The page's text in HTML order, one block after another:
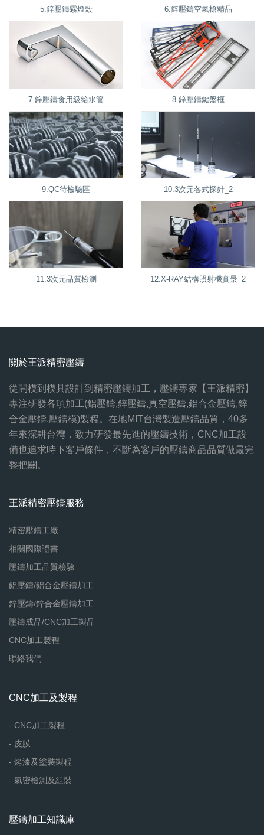
5.鋅壓鑄霧燈殼 6.鋅壓鑄空氣槍精品
7.鋅壓鑄食用級給水管 8.鋅壓鑄鍵盤框
9.QC待檢驗區 10.3次元各式探針_2
11.3次元品質檢測 12.X-RAY結構照射機實景_2
關於王派精密壓鑄
從開模到模具設計到精密壓鑄加工，壓鑄專家【王派精密】
專注研發各項加工(鋁壓鑄,鋅壓鑄,真空壓鑄,鋁合金壓鑄,鋅
合金壓鑄,壓鑄模)製程。在地MIT台灣製造壓鑄品質，40多
年來深耕台灣，致力研發最先進的壓鑄技術，CNC加工設
備也追求時下客戶條件，不斷為客戶的壓鑄商品品質做最完
整把關。
王派精密壓鑄服務
精密壓鑄工廠
相關國際證書
壓鑄加工品質檢驗
鋁壓鑄/鋁合金壓鑄加工
鋅壓鑄/鋅合金壓鑄加工
壓鑄成品/CNC加工製品
CNC加工製程
聯絡我們
CNC加工及製程
- CNC加工製程
- 皮膜
- 烤漆及塗裝製程
- 氣密檢測及組裝
壓鑄加工知識庫